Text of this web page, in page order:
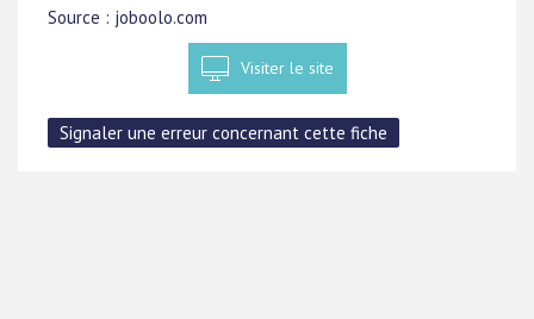
Source : joboolo.com
Visiter le site